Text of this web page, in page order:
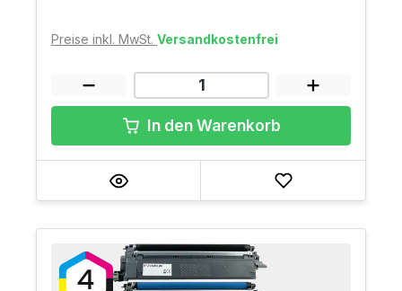
Preise inkl. MwSt. Versandkostenfrei
In den Warenkorb